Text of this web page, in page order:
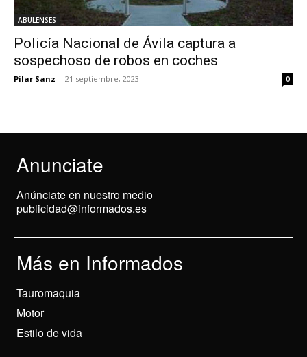
ABULENSES
Policía Nacional de Ávila captura a
sospechoso de robos en coches
Pilar Sanz - 21 septiembre, 2023 0
Anunciate
Anúnciate en nuestro medio
publicidad@informados.es
Más en Informados
Tauromaquia
Motor
Estilo de vida